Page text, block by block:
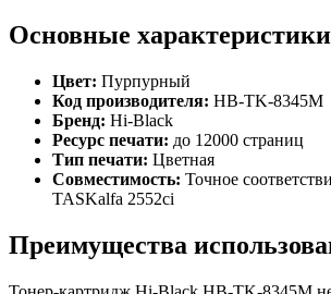
Основные
Цвет: Пурпурный
Код производителя: HB-TK-8345M
Бренд: Hi-Black
Ресурс печати: до 12000 страниц
Тип печати: Цветная
Совместимость: Точное
TASKalfa 2552ci
Преимущества